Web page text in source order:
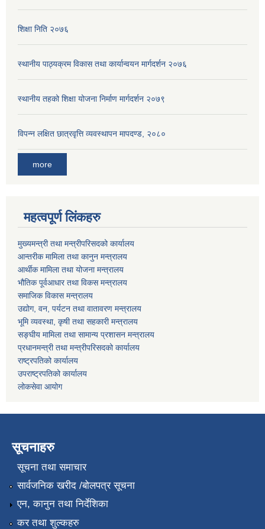
शिक्षा निति २०७६
स्थानीय पाठ्यक्रम विकास तथा कार्यान्वयन मार्गदर्शन २०७६
स्थानीय तहको शिक्षा योजना निर्माण मार्गदर्शन २०७९
विपन्न लक्षित छात्रवृत्ति व्यवस्थापन मापदण्ड, २०८०
more
महत्वपूर्ण लिंकहरु
मुख्यमन्त्री तथा मन्त्रीपरिसदको कार्यालय
आन्तरीक मामिला तथा कानुन मन्त्रालय
आर्थीक मामिला तथा योजना मन्त्रालय
भौतिक पूर्वआधार तथा विकस मन्त्रालय
समाजिक विकास मन्त्रालय
उद्योग, वन, पर्यटन तथा वातावरण मन्त्रालय
भूमि व्यवस्था, कृषी तथा सहकारी मन्त्रालय
सङ्घीय मामिला तथा सामान्य प्रशासन मन्त्रालय
प्रधानमन्त्री तथा मन्त्रीपरिसदको कार्यालय
राष्ट्रपतिको कार्यालय
उपराष्ट्रपतिको कार्यालय
लोकसेवा आयोग
सूचनाहरु
सूचना तथा समाचार
सार्वजनिक खरीद /बोलपत्र सूचना
एन, कानुन तथा निर्देशिका
कर तथा शुल्कहरु